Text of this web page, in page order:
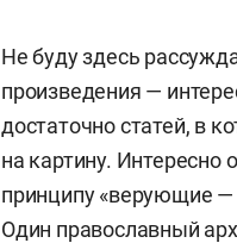
Не буду здесь
произведения —
достаточно статей, в
на картину. Интересно
принципу «верующие —
Один православный